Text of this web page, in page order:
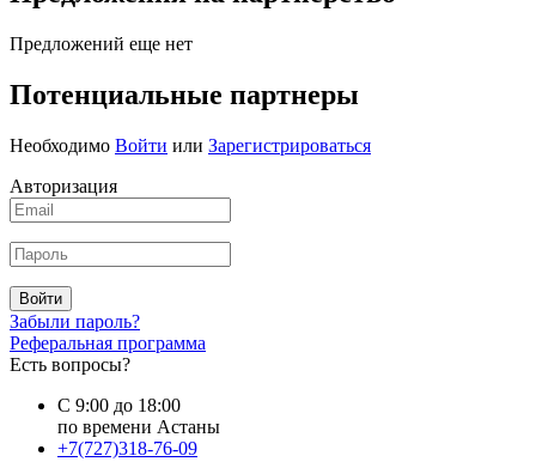
Предложений еще нет
Потенциальные партнеры
Необходимо Войти или Зарегистрироваться
Авторизация
Войти
Забыли пароль?
Реферальная программа
Есть вопросы?
С 9:00 до 18:00
по времени Астаны
+7(727)318-76-09